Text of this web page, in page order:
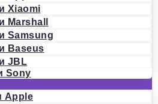
Xiaomi
Marshall
Samsung
Baseus
JBL
Sony
Apple